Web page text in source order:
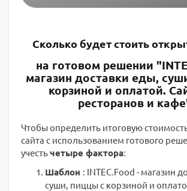
Сколько будет стоить
на готовом решении
магазин доставки еды,
корзиной и оплатой.
ресторанов и
Чтобы определить итоговую
сайта с использованием готового
учестьчетыре фактора:
Шаблон : INTEC.Food - магазин
суши, пиццы с корзиной и